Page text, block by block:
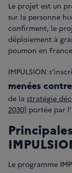
Le projet est un
sur la personne
confirment, le
déploiement à
poumon en
IMPULSION
menées
de la stratégie
2030) portée par
Le programme